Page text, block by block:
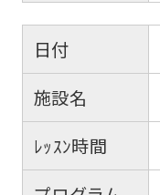
日付
施設名
ﾚｯｽﾝ時間